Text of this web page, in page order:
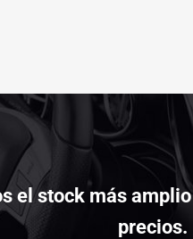
el stock más
precios.